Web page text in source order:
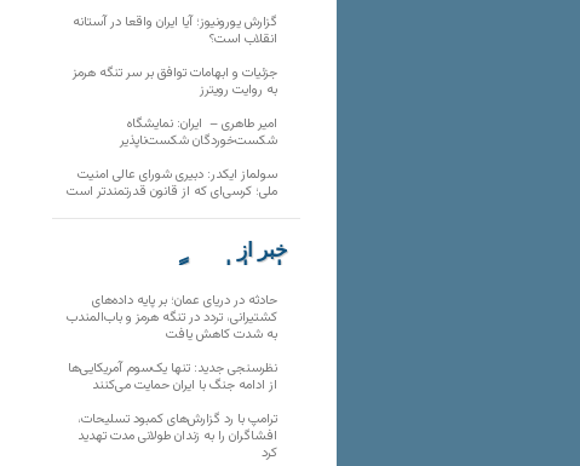
گزارش یورونیوز؛ آیا ایران واقعا در آستانه
انقلاب است؟
جزئیات و ابهامات توافق بر سر تنگه هرمز
به روایت رویترز
امیر طاهری – ایران: نمایشگاه
شکست‌خوردگان شکست‌ناپذیر
سولماز ایکدر: دبیری شورای عالی امنیت
ملی؛ کرسی‌ای که از قانون قدرتمندتر است
خبر از
تارنماهای دیگر
حادثه در دریای عمان؛ بر پایه داده‌های
کشتیرانی، تردد در تنگه هرمز و باب‌المندب
به شدت کاهش یافت
نظرسنجی جدید: تنها یک‌سوم آمریکایی‌ها
از ادامه جنگ با ایران حمایت می‌کنند
ترامپ با رد گزارش‌های کمبود تسلیحات،
افشاگران را به زندان طولانی مدت تهدید
کرد